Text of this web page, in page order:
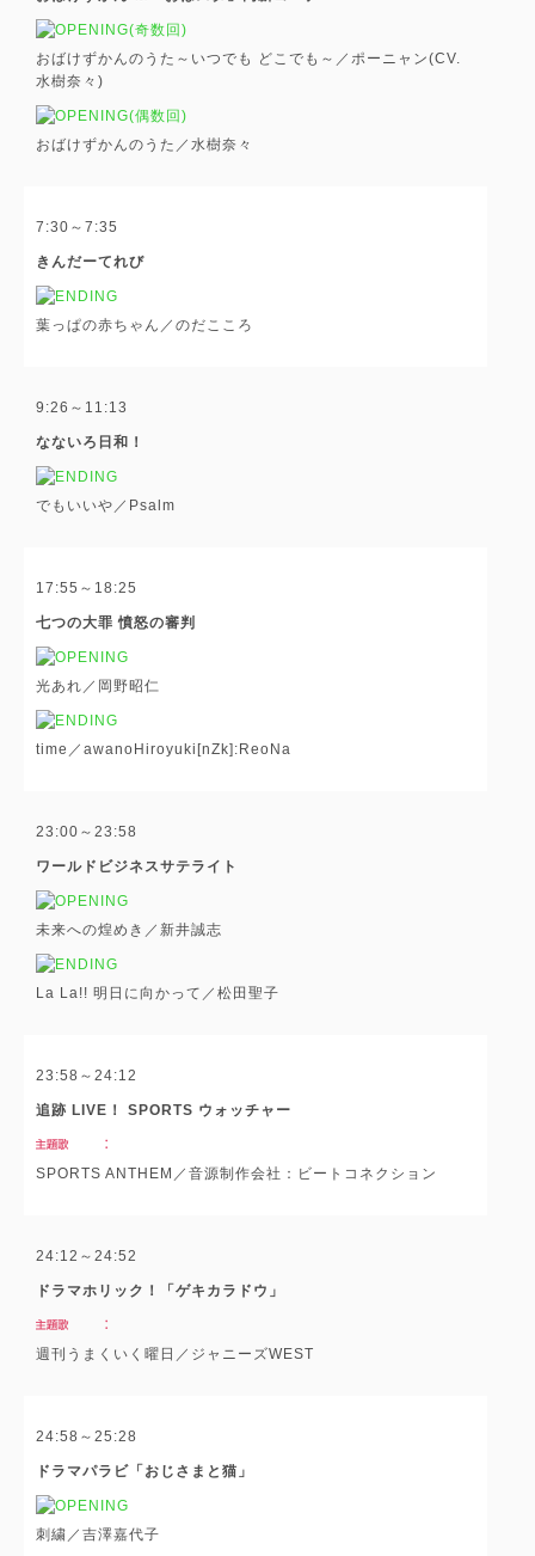
(奇数回)
おばけずかんのうた～いつでも どこでも～／ポーニャン(CV.
水樹奈々)
(偶数回)
おばけずかんのうた／水樹奈々
7:30～7:35
きんだーてれび
葉っぱの赤ちゃん／のだこころ
9:26～11:13
なないろ日和！
でもいいや／Psalm
17:55～18:25
七つの大罪 憤怒の審判
光あれ／岡野昭仁
time／awanoHiroyuki[nZk]:ReoNa
23:00～23:58
ワールドビジネスサテライト
未来への煌めき／新井誠志
La La!! 明日に向かって／松田聖子
23:58～24:12
追跡 LIVE！ SPORTS ウォッチャー
SPORTS ANTHEM／音源制作会社：ビートコネクション
24:12～24:52
ドラマホリック！「ゲキカラドウ」
週刊うまくいく曜日／ジャニーズWEST
24:58～25:28
ドラマパラビ「おじさまと猫」
刺繍／吉澤嘉代子